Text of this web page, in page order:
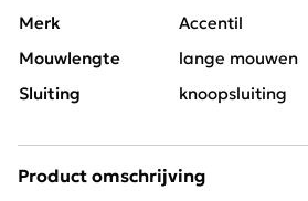
Merk
Accentil
Mouwlengte
lange mouwen
Sluiting
knoopsluiting
Product omschrijving